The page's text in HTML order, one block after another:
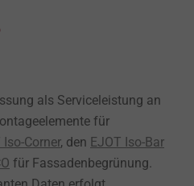
als Serviceleistung an
für
Iso-Corner, den EJOT Iso-Bar
für Fassadenbegrünung.